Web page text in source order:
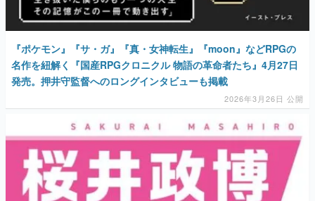
『ポケモン』『サ・ガ』『真・女神転生』『moon』などRPGの
名作を紐解く『国産RPGクロニクル 物語の革命者たち』4月27日
発売。押井守監督へのロングインタビューも掲載
2026年3月26日 公開